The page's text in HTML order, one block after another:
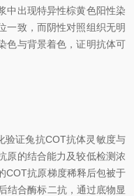
中出现特异性棕黄色阳性染
一致，而阴性对照组织无明
色与背景着色，证明抗体可
证兔抗COT抗体灵敏度与
原的结合能力及较低检测浓
COT抗原梯度稀释后包被于
结合酶标二抗，通过底物显